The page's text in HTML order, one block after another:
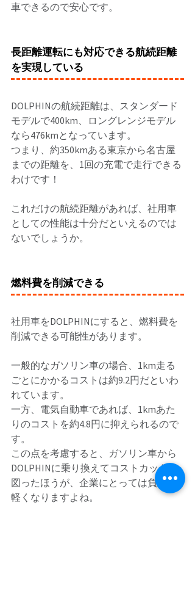
車できるので安心です。
長距離運転にも対応できる航続距離
を実現している
DOLPHINの航続距離は、スタンダード
モデルで400km、ロングレンジモデル
なら476kmとなっています。
つまり、約350kmある東京から名古屋
までの距離を、1回の充電で走行できる
わけです！
これだけの航続距離があれば、社用車
としての性能は十分だといえるのでは
ないでしょうか。
燃料費を削減できる
社用車をDOLPHINにすると、燃料費を
削減できる可能性があります。
一般的なガソリン車の場合、1km走る
ごとにかかるコストは約9.2円だといわ
れています。
一方、電気自動車であれば、1kmあた
りのコストを約4.8円に抑えられるので
す。
この点を考慮すると、ガソリン車から
DOLPHINに乗り換えてコストカットを
図ったほうが、企業にとっては負担が
軽くなりますよね。